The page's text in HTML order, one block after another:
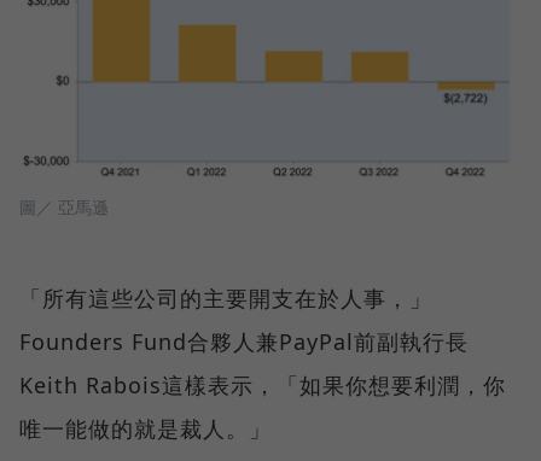
圖／ 亞馬遜
「所有這些公司的主要開支在於人事，」
Founders Fund合夥人兼PayPal前副執行長
Keith Rabois這樣表示，「如果你想要利潤，你
唯一能做的就是裁人。」